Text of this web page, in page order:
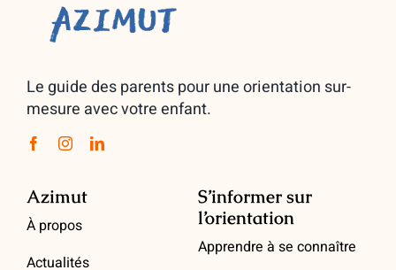
Le guide des parents pour une orientation sur-
mesure avec votre enfant.
Azimut
À propos
Actualités
S’informer sur
l’orientation
Apprendre à se connaître